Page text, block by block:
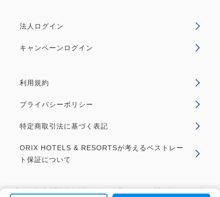
法人ログイン
キャンペーンログイン
利用規約
プライバシーポリシー
特定商取引法に基づく表記
ORIX HOTELS & RESORTSが考えるベストレー
ト保証について
Copyright © ORIX Hotel Management Corporation. All rights reserved.